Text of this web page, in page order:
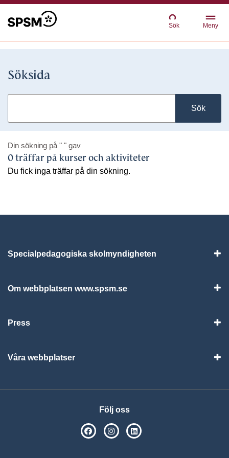
Sök Meny
Söksida
Sök
Din sökning på " " gav
0 träffar på kurser och aktiviteter
Du fick inga träffar på din sökning.
Specialpedagogiska skolmyndigheten
Om webbplatsen www.spsm.se
Press
Våra webbplatser
Följ oss
SPSM på Facebook
SPSM på Instagram